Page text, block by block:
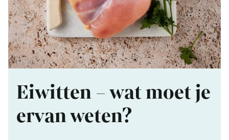
Eiwitten – wat moet je
ervan weten?